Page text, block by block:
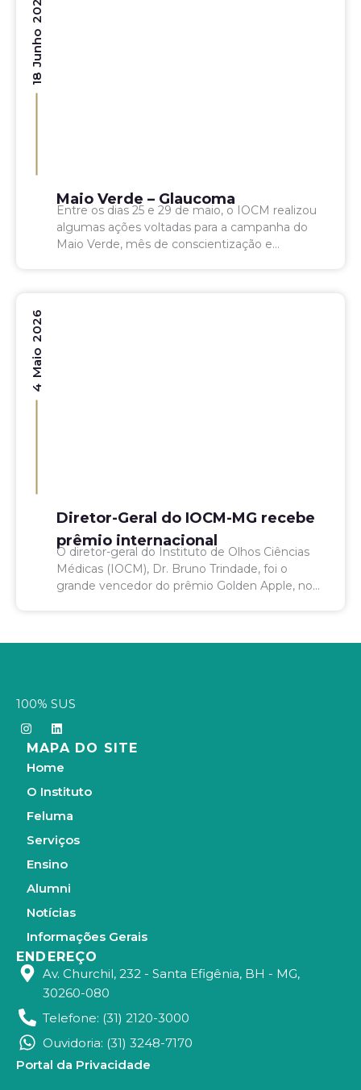
Maio Verde – Glaucoma
Entre os dias 25 e 29 de maio, o IOCM realizou
algumas ações voltadas para a campanha do
Maio Verde, mês de conscientização e
18 Junho 2026
Diretor-Geral do IOCM-MG recebe
prêmio internacional
O diretor-geral do Instituto de Olhos Ciências
Médicas (IOCM), Dr. Bruno Trindade, foi o
grande vencedor do prêmio Golden Apple, no
4 Maio 2026
100% SUS
I
n
s
t
a
g
r
a
m
L
i
n
e
d
i
MAPA DO SITE
Home
O Instituto
Feluma
Serviços
Ensino
Alumni
Notícias
Informações Gerais
ENDEREÇO
Av. Churchil, 232 - Santa Efigênia, BH - MG,
30260-080
Telefone: (31) 2120-3000
Ouvidoria: (31) 3248-7170
Portal da Privacidade